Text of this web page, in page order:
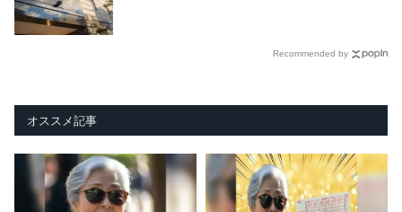
Recommended by
オススメ記事